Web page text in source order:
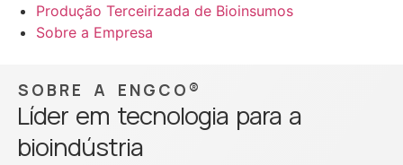
Produção Terceirizada de Bioinsumos
Sobre a Empresa
SOBRE A ENGCO®
Líder em tecnologia para a
bioindústria